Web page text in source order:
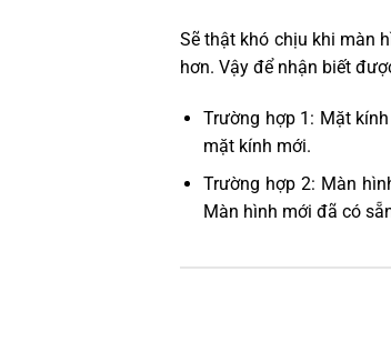
Sẽ thật khó chịu khi màn
hơn. Vậy để nhận biết
Trường hợp 1: Mặt
mặt kính mới.
Trường hợp 2: Màn
Màn hình mới đã có